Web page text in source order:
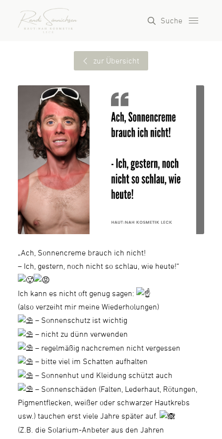
Suche
zur Übersicht
„Ach, Sonnencreme brauch ich nicht!
– Ich, gestern, noch nicht so schlau, wie heute!“
Ich kann es nicht oft genug sagen:
(also verzeiht mir meine Wiederholungen)
– Sonnenschutz ist wichtig
– nicht zu dünn verwenden
– regelmäßig nachcremen nicht vergessen
– bitte viel im Schatten aufhalten
– Sonnenhut und Kleidung schützt auch
– Sonnenschäden (Falten, Lederhaut, Rötungen,
Pigmentflecken, weißer oder schwarzer Hautkrebs
usw.) tauchen erst viele Jahre später auf.
(Z.B. die Solarium-Anbeter aus den Jahren